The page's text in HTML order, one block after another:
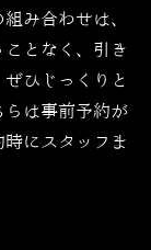
み合わせは、
となく、引き
ひじっくりと
は事前予約が
にスタッフま